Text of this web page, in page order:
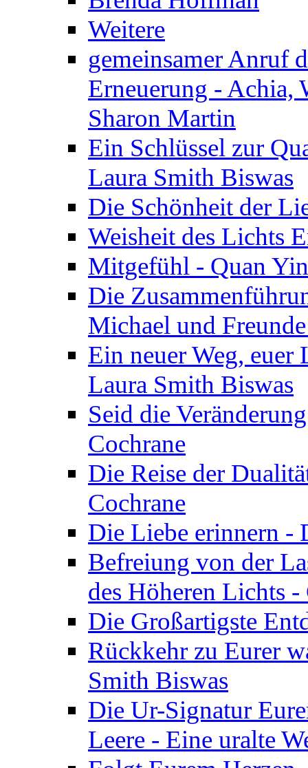
Weitere
gemeinsamer Anruf
Erneuerung - Achia,
Sharon Martin
Ein Schlüssel zur
Laura Smith Biswas
Die Schönheit der
Weisheit des Lichts
Mitgefühl - Quan
Die
Michael und
Ein neuer Weg, euer
Laura Smith Biswas
Seid die
Cochrane
Die Reise der
Cochrane
Die Liebe erinnern -
Befreiung von der
des Höheren Lichts
Die Großartigste
Rückkehr zu Eurer
Smith Biswas
Die Ur-Signatur
Leere - Eine uralte